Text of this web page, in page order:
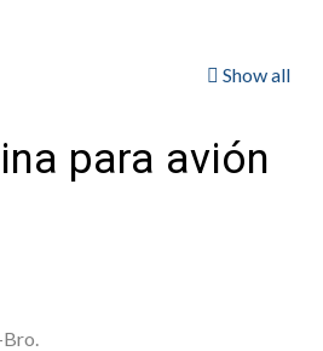
Show all
para avión
Bro.